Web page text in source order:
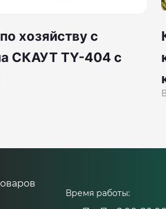
хозяйству с
СКАУТ TY-404 с
Время работы: